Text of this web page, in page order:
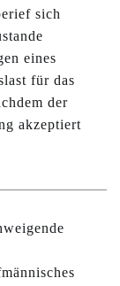
sich
eines
für das
der
akzeptiert